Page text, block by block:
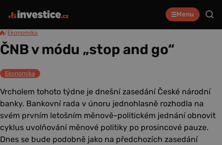
Menu
/Ekonomika
ČNB v módu „stop and go“
Ekonomika
Vrcholem tohoto týdne je dnešní zasedání České národní
banky. Bankovní rada v únoru jednohlasně rozhodla na
svém prvním letošním měnově-politickém jednání obnovit
cyklus uvolňování měnové politiky po prosincové pauze.
Dnes se bude podobně jako na předchozích zasedání